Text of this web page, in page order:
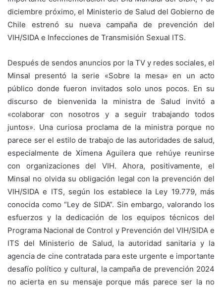
diciembre próximo, el Ministerio de Salud del Gobierno de
Chile estrenó su nueva campaña de prevención del
VIH/SIDA e Infecciones de Transmisión Sexual ITS.
Después de sendos anuncios por la TV y redes sociales, el
Minsal presentó la serie «Sobre la mesa» en un acto
público donde fueron invitados solo unos pocos. En su
discurso de bienvenida la ministra de Salud invitó a
«colaborar con nosotros y a seguir trabajando todos
juntos». Una curiosa proclama de la ministra porque no
parece ser el estilo de trabajo de las autoridades de salud,
especialmente de Ximena Aguilera que rehúye reunirse
con organizaciones del VIH. Ahora, positivamente, el
Minsal no olvida su obligación legal con la prevención del
VIH/SIDA e ITS, según los establece la Ley 19.779, más
conocida como “Ley de SIDA”. Sin embargo, valorando los
esfuerzos y la dedicación de los equipos técnicos del
Programa Nacional de Control y Prevención del VIH/SIDA e
ITS del Ministerio de Salud, la autoridad sanitaria y la
agencia de cine contratada para este urgente e importante
desafío político y cultural, la campaña de prevención 2024
no acierta en su mensaje porque más parece ser la no